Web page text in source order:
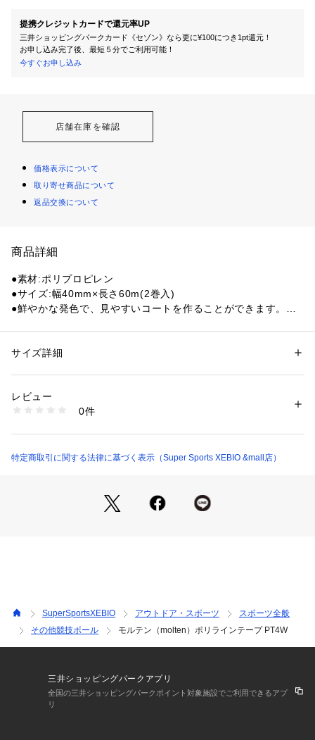
提携クレジットカードで還元率UP
三井ショッピングパークカード《セゾン》なら更に¥100につき1pt還元！
お申し込み完了後、最短５分でご利用可能！
今すぐお申し込み
店舗在庫を確認
価格表示について
取り寄せ商品について
返品交換について
商品詳細
●素材:ポリプロピレン
●サイズ:幅40mm×長さ60m(2巻入)
●鮮やかな発色で、見やすいコートを作ることができます。
●専用カッター付き
【商品の購入にあたっての注意事項】
※一部商品において弊社カラー表記がメーカーカラー表記と異
商品の色味が若干異なる場合があります。
い。モルテン molten スーパースポーツゼビオ ゼビオ Super S
ports XEBIO ボール ball ボール ball ボール小物 球技
性別：レディース
商品番号：
10772220401 （ショップ）
サイズ詳細
レビュー
0件
特定商取引に関する法律に基づく表示（Super Sports XEBIO &mall店）
SuperSportsXEBIO アウトドア・スポーツ
スポーツ全般
その他競技ボール
モルテン（molten）ポリラインテープ PT4W
三井ショッピングパークアプリ
全国の三井ショッピングパークポイント対象施設でご利用できるアプ
リ